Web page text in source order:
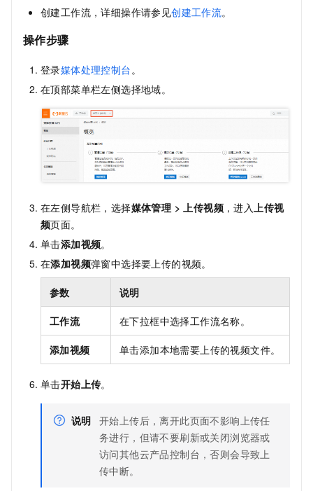
创建工作流，详细操作请参见创建工作流。
操作步骤
登录媒体处理控制台 。
在顶部菜单栏左侧选择地域。
在左侧导航栏，选择媒体管理 > 上传视频 ，进入 上传视
频页面。
单击添加视频。
在添加视频弹窗中选择要上传的视频。
参数 说明
工作流 在下拉框中选择工作流名称。
添加视频 单击添加本地需要上传的视频文件。
单击开始上传。
说明 开始上传后，离开此页面不影响上传任
务进行，但请不要刷新或关闭浏览器或
访问其他云产品控制台，否则会导致上
传中断。